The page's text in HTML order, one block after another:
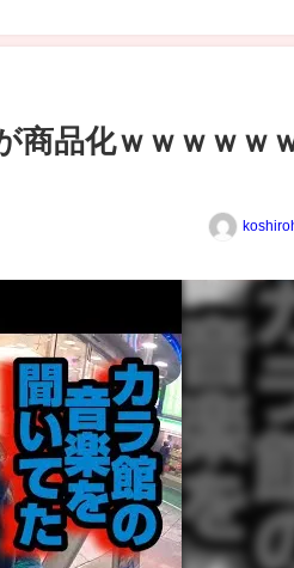
商品化ｗｗｗｗｗ